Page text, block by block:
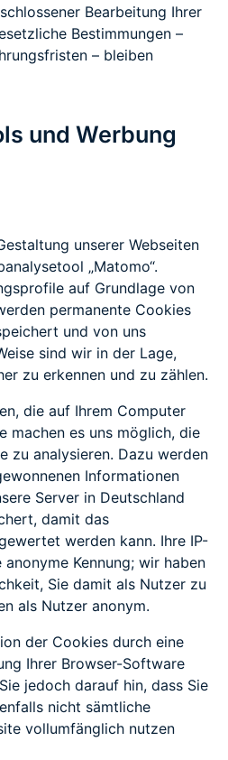
Bearbeitung Ihrer
Bestimmungen –
– bleiben
und Werbung
unserer Webseiten
„Matomo“.
auf Grundlage von
permanente Cookies
und von uns
sind wir in der Lage,
zu erkennen und zu zählen.
die auf Ihrem Computer
machen es uns möglich, die
zu analysieren. Dazu werden
Informationen
Server in Deutschland
damit das
werden kann. Ihre IP-
Kennung; wir haben
Sie damit als Nutzer zu
als Nutzer anonym.
der Cookies durch eine
Ihrer Browser-Software
jedoch darauf hin, dass Sie
nicht sämtliche
vollumfänglich nutzen